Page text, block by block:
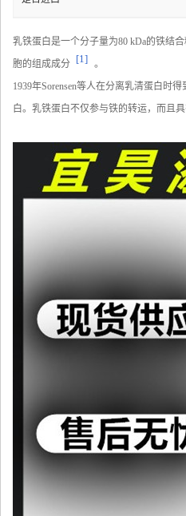
乳铁蛋白是一个分子量为80 kDa的铁结
胞的组成成分 [1] 。
1939年Sorensen等人在分离乳清蛋白时
白。乳铁蛋白不仅参与铁的转运，而且